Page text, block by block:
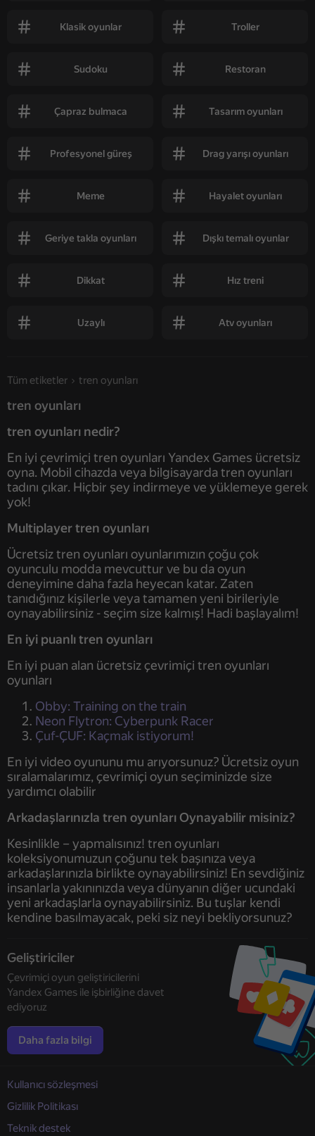
Klasik oyunlar Troller
Sudoku Restoran
Çapraz bulmaca Tasarım oyunları
Profesyonel güreş Drag yarışı oyunları
Meme Hayalet oyunları
Geriye takla oyunları Dışkı temalı oyunlar
Dikkat Hız treni
Uzaylı Atv oyunları
Tüm etiketler tren oyunları
tren oyunları
tren oyunları nedir?
En iyi çevrimiçi tren oyunları Yandex Games ücretsiz
oyna. Mobil cihazda veya bilgisayarda tren oyunları
tadını çıkar. Hiçbir şey indirmeye ve yüklemeye gerek
yok!
Multiplayer tren oyunları
Ücretsiz tren oyunları oyunlarımızın çoğu çok
oyunculu modda mevcuttur ve bu da oyun
deneyimine daha fazla heyecan katar. Zaten
tanıdığınız kişilerle veya tamamen yeni birileriyle
oynayabilirsiniz - seçim size kalmış! Hadi başlayalım!
En iyi puanlı tren oyunları
En iyi puan alan ücretsiz çevrimiçi tren oyunları
oyunları
Obby: Training on the train
Neon Flytron: Cyberpunk Racer
Çuf-ÇUF: Kaçmak istiyorum!
En iyi video oyununu mu arıyorsunuz? Ücretsiz oyun
sıralamalarımız, çevrimiçi oyun seçiminizde size
yardımcı olabilir
Arkadaşlarınızla tren oyunları Oynayabilir misiniz?
Kesinlikle – yapmalısınız! tren oyunları
koleksiyonumuzun çoğunu tek başınıza veya
arkadaşlarınızla birlikte oynayabilirsiniz! En sevdiğiniz
insanlarla yakınınızda veya dünyanın diğer ucundaki
yeni arkadaşlarla oynayabilirsiniz. Bu tuşlar kendi
kendine basılmayacak, peki siz neyi bekliyorsunuz?
Geliştiriciler
Çevrimiçi oyun geliştiricilerini
Yandex Games ile işbirliğine davet
ediyoruz
Daha fazla bilgi
Kullanıcı sözleşmesi
Gizlilik Politikası
Teknik destek